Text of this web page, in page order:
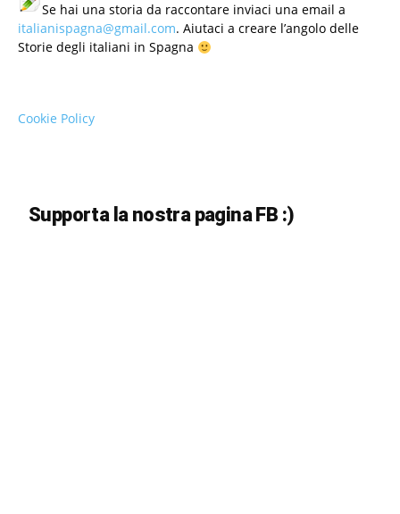
Se hai una storia da raccontare inviaci una email a
italianispagna@gmail.com. Aiutaci a creare l’angolo delle
Storie degli italiani in Spagna
Cookie Policy
Supporta la nostra pagina FB :)